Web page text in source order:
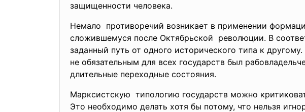
защищенности человека.
Немало противоречий возникает в применении
сложившемуся после Октябрьской революции. В
заданный путь от одного исторического типа к
не обязательным для всех государств был
длительные переходные состояния.
Марксистскую типологию государств можно
Это необходимо делать хотя бы потому, что нельзя